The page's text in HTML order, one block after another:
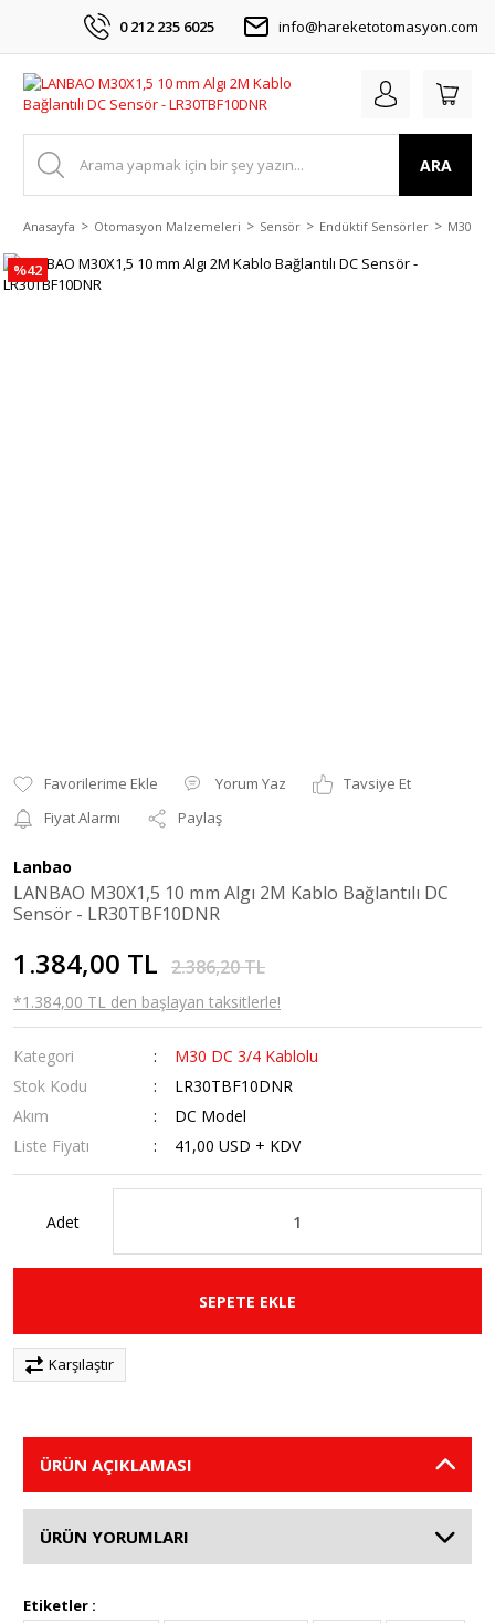
0 212 235 6025 info@hareketotomasyon.com
ARA
Anasayfa Otomasyon Malzemeleri Sensör Endüktif Sensörler M30
%42
Yorum Yaz
Tavsiye Et
Fiyat Alarmı
Paylaş
Lanbao
LANBAO M30X1,5 10 mm Algı 2M Kablo Bağlantılı DC
Sensör - LR30TBF10DNR
1.384,00 TL 2.386,20 TL
*1.384,00 TL den başlayan taksitlerle!
Kategori
M30 DC 3/4 Kablolu
Stok Kodu
LR30TBF10DNR
Akım
DC Model
Liste Fiyatı
41,00 USD + KDV
Adet
SEPETE EKLE
Karşılaştır
ÜRÜN AÇIKLAMASI
ÜRÜN YORUMLARI
Etiketler :